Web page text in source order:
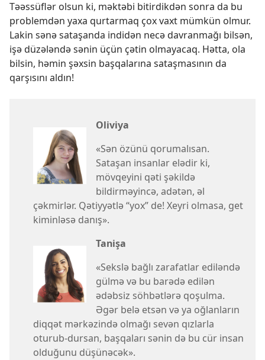
Təəssüflər olsun ki, məktəbi bitirdikdən sonra da bu
problemdən yaxa qurtarmaq çox vaxt mümkün olmur.
Lakin sənə sataşanda indidən necə davranmağı bilsən,
işə düzələndə sənin üçün çətin olmayacaq. Hətta, ola
bilsin, həmin şəxsin başqalarına sataşmasının da
qarşısını aldın!
Oliviya
«Sən özünü qorumalısan.
Sataşan insanlar elədir ki,
mövqeyini qəti şəkildə
bildirməyincə, adətən, əl
çəkmirlər. Qətiyyətlə “yox” de! Xeyri olmasa, get
kiminləsə danış».
Tanişa
«Sekslə bağlı zarafatlar ediləndə
gülmə və bu barədə edilən
ədəbsiz söhbətlərə qoşulma.
Əgər belə etsən və ya oğlanların
diqqət mərkəzində olmağı sevən qızlarla
oturub-dursan, başqaları sənin də bu cür insan
olduğunu düşünəcək».